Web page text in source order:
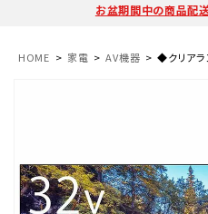
お盆期間中の商品配
HOME 家電 AV機器 ◆クリアラ